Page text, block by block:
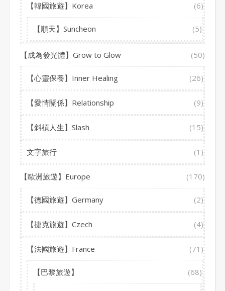
【韓國旅遊】Korea (6)
【順天】Suncheon (5)
【成為發光體】Grow to Glow (50)
【心靈保養】Inner Healing (26)
【愛情關係】Relationship (9)
【斜槓人生】Slash (15)
文字旅行 (1)
【歐洲旅遊】Europe (170)
【德國旅遊】Germany (2)
【捷克旅遊】Czech (4)
【法國旅遊】France (71)
【巴黎旅遊】 (68)